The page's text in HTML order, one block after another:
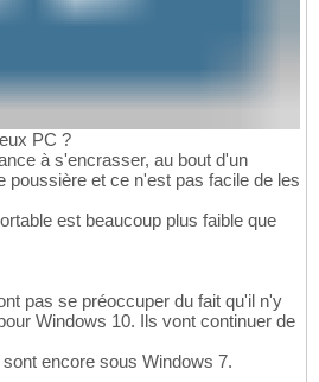
PC ?
à s'encrasser, au bout d'un
poussière et ce n'est pas facile de les
est beaucoup plus faible que
pas se préoccuper du fait qu'il n'y
Windows 10. Ils vont continuer de
encore sous Windows 7.